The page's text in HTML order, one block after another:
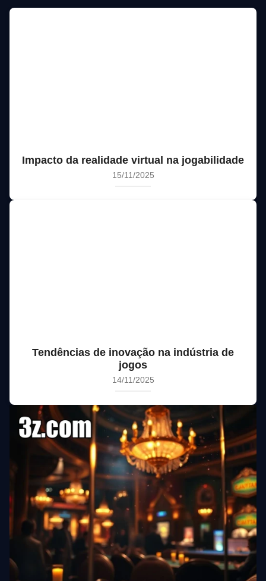
Impacto da realidade virtual na jogabilidade
15/11/2025
Tendências de inovação na indústria de
jogos
14/11/2025